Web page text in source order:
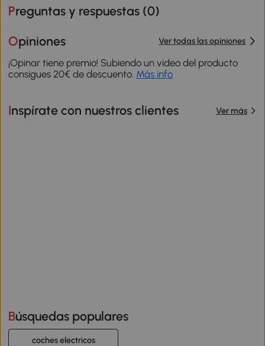
Preguntas y respuestas (0)
Opiniones Ver todas las opiniones
¡Opinar tiene premio! Subiendo un vídeo del producto
consigues 20€ de descuento. Más info
Inspírate con nuestros clientes Ver más
Búsquedas populares
coches electricos